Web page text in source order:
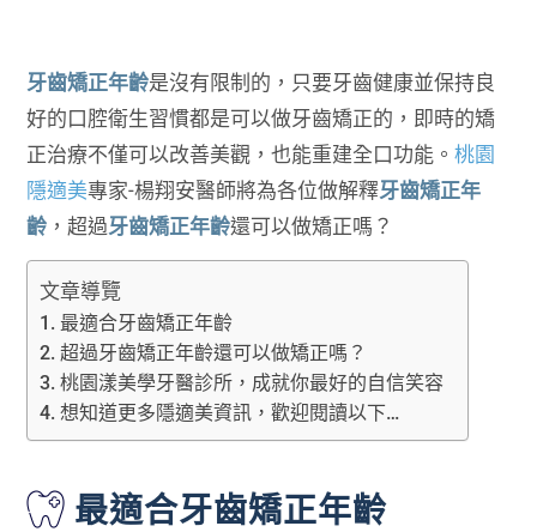
牙齒矯正年齡是沒有限制的，只要牙齒健康並保持良
好的口腔衛生習慣都是可以做牙齒矯正的，即時的矯
正治療不僅可以改善美觀，也能重建全口功能。桃園
隱適美專家-楊翔安醫師將為各位做解釋牙齒矯正年
齡 ，超過牙齒矯正年齡還可以做矯正嗎？
文章導覽
最適合牙齒矯正年齡
超過牙齒矯正年齡還可以做矯正嗎？
桃園漾美學牙醫診所，成就你最好的自信笑容
想知道更多隱適美資訊，歡迎閱讀以下…
最適合牙齒矯正年齡